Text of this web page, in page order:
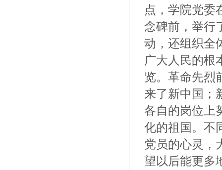
点，学院党委
念碑前，举行
动，还组织全
广大人民的根
览。革命先烈
来了新中国；
各自的岗位上
化的祖国。不
党员的心灵，
望以后能更多